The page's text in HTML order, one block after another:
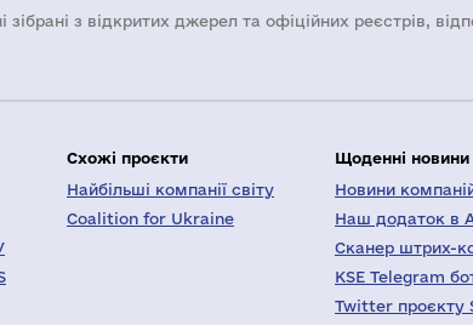
зібрані з відкритих джерел та офіційних реєстрів,
Схожі проєкти
Найбільші компанії світу
Coalition for Ukraine
Щоденні новини
Новини
Наш додаток в
Сканер штрих-
KSE Telegram
Twitter проєкту